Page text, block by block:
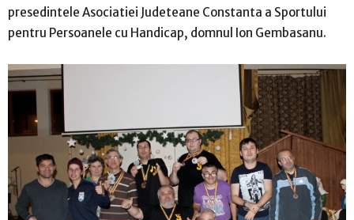
presedintele Asociatiei Judeteane Constanta a Sportului
pentru Persoanele cu Handicap, domnul Ion Gembasanu.